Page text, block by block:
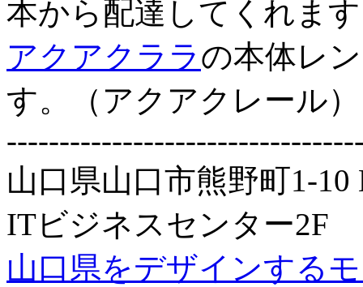
本から配達してくれま
アクアクララの本体レ
す。（アクアクレール）
山口県山口市熊野町1-
ITビジネスセンター2F
山口県をデザインする